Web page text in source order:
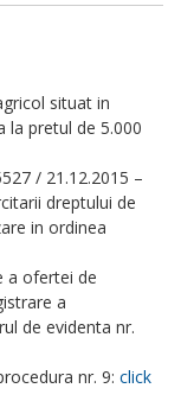
situat in
la pretul de 5.000
/ 21.12.2015 –
dreptului de
in ordinea
a ofertei de
a
de evidenta nr.
nr. 9: click